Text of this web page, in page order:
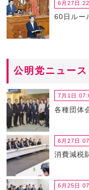
6月27日
60日ルー
公明党ニュース
7月1日
各種団体
6月27日
消費減税
6月25日